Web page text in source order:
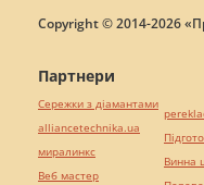
Copyright © 2014-2026
Партнери
Сережки з діамантами
alliancetechnika.ua
миралинкс
Веб мастер
Винна